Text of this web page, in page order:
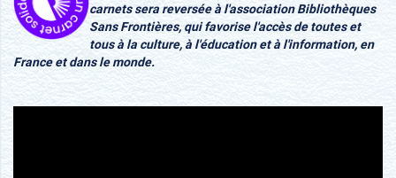
carnets sera reversée à l'association Bibliothèques
Sans Frontières, qui favorise l'accès de toutes et
tous à la culture, à l'éducation et à l'information, en
France et dans le monde.